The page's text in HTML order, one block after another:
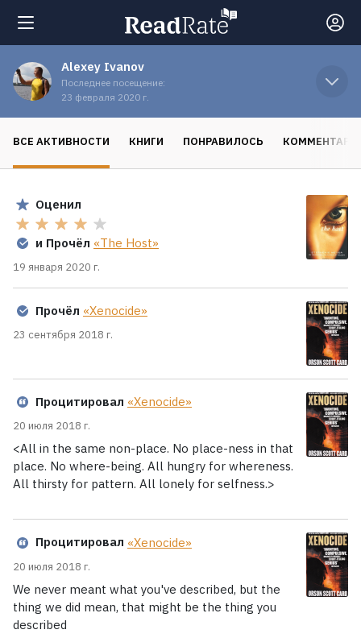
Поиск
Книги
Экранизации
Коллекции
Alexey Ivanov
Последнее посещение:
23 февраля 2020 г.
ВСЕ АКТИВНОСТИ КНИГИ ПОНРАВИЛОСЬ
Оценил
и Прочёл «The Host»
19 января 2020 г.
Прочёл «Xenocide»
23 сентября 2018 г.
Процитировал «Xenocide»
20 июля 2018 г.
<All in the same non-place. No place-ness in that
place. No where-being. All hungry for whereness.
All thirsty for pattern. All lonely for selfness.>
Процитировал «Xenocide»
20 июля 2018 г.
We never meant what you've described, but the
thing we did mean, that might be the thing you
described